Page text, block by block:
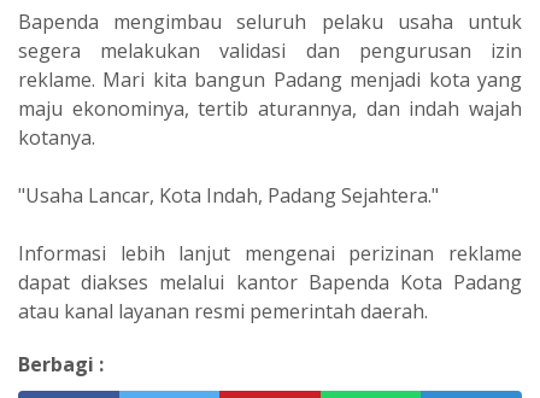
Bapenda mengimbau seluruh pelaku usaha untuk
segera melakukan validasi dan pengurusan izin
reklame. Mari kita bangun Padang menjadi kota yang
maju ekonominya, tertib aturannya, dan indah wajah
kotanya.
"Usaha Lancar, Kota Indah, Padang Sejahtera."
Informasi lebih lanjut mengenai perizinan reklame
dapat diakses melalui kantor Bapenda Kota Padang
atau kanal layanan resmi pemerintah daerah.
Berbagi :